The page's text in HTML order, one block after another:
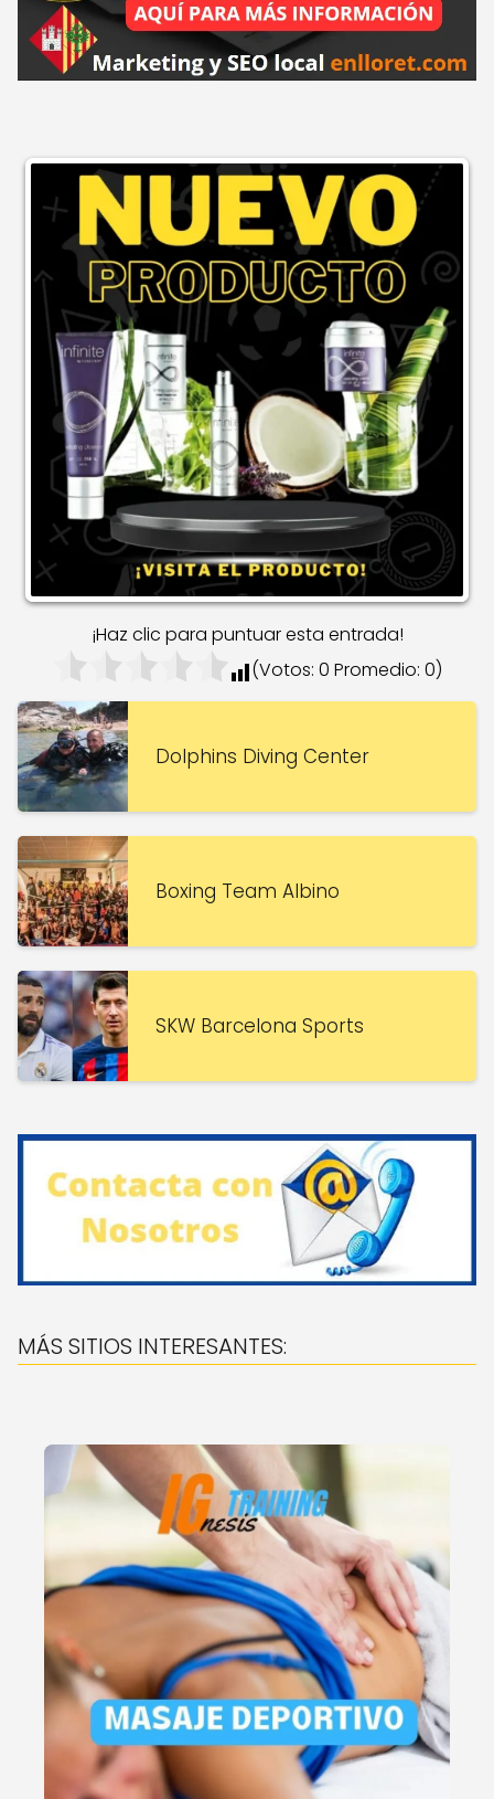
¡Haz clic para puntuar esta entrada!
(Votos: 0 Promedio: 0)
Dolphins Diving Center
Boxing Team Albino
SKW Barcelona Sports
MÁS SITIOS INTERESANTES: